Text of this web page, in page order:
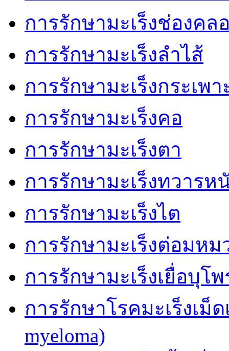
การรักษามะเร็งช่องคล
การรักษามะเร็งลำไส้
การรักษามะเร็งกระเพ
การรักษามะเร็งคอ
การรักษามะเร็งตา
การรักษามะเร็งทวารห
การรักษามะเร็งไต
การรักษามะเร็งต่อมหม
การรักษามะเร็งเยื่อบุโ
การรักษาโรคมะเร็งเม็
myeloma)